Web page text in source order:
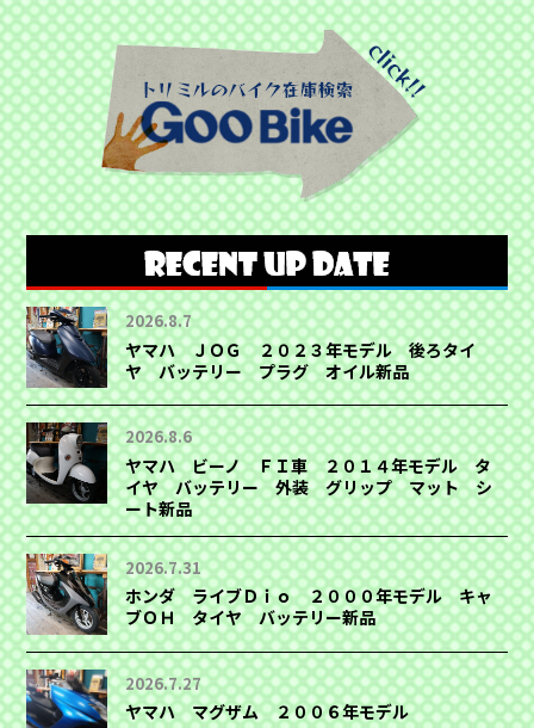
2026.8.7
ヤマハ ＪＯＧ ２０２３年モデル 後ろタイ
ヤ バッテリー プラグ オイル新品
2026.8.6
ヤマハ ビーノ ＦＩ車 ２０１４年モデル タ
イヤ バッテリー 外装 グリップ マット シ
ート新品
2026.7.31
ホンダ ライブＤｉｏ ２０００年モデル キャ
ブＯＨ タイヤ バッテリー新品
2026.7.27
ヤマハ マグザム ２００６年モデル